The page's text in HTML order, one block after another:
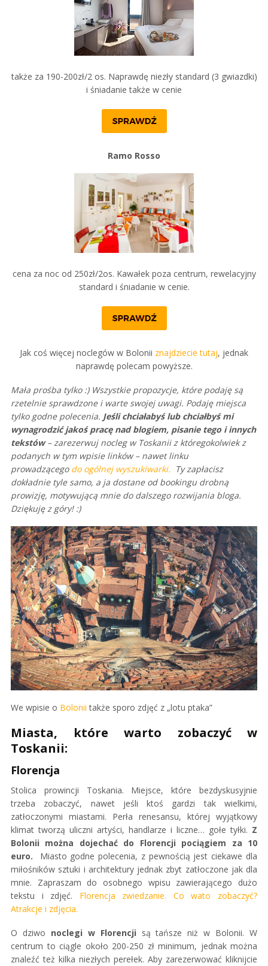
także za 190-200zł/2 os. Naprawdę niezły standard (3 gwiazdki)
i śniadanie także w cenie
Ramo Rosso
cena za noc od 250zł/2os. Kawałek poza centrum, rewelacyjny
standard i śniadanie w cenie.
Jak coś więcej noclegów w Bolonii znajdziecie tutaj, jednak
naprawdę polecam powyższe.
Mała prośba tylko :) Wszystkie propozycje, które podaję są
rzetelnie sprawdzone i warte swojej uwagi. Podaję miejsca
tylko godne polecenia. Jeśli chciałabyś lub chciałbyś mi
wynagrodzić jakoś pracę nad blogiem, pisanie tego i innych
tekstów– zarezerwuj nocleg w Toskanii z któregokolwiek z
podanych w tym wpisie linków – nawet linku
prowadzącego do ogólnej wyszukiwarki. Ty zapłacisz
dokładnie tyle samo, a ja dostane od bookingu drobną
prowizję, motywującą mnie do dalszego rozwijania bloga.
Dziękuję z góry! :)
We wpisie o Boloniitakże sporo zdjęć z „lotu ptaka”
Miasta, które warto zobaczyć w
Toskanii:
Florencja
Stolica prowincji Toskania. Miejsce, które bezdyskusyjnie
trzeba zobaczyć, nawet jeśli ktoś gardzi tak wielkimi,
zatłoczonymi miastami. Perła renesansu, której wyjątkowy
klimat tworzą uliczni artyści, handlarze i liczne… gołe tyłki. Z
Bolonii można dojechać do Florencji pociągiem za 10
euro. Miasto godne polecenia, z pewnością jest ciekawe dla
miłośników sztuki i architektury jednak zbyt zatłoczone jak dla
mnie. Zapraszam do osobnego wpisu zawierającego dużo
tekstu i zdjęć. Florencja zwiedzanie. Co wato zobaczyć?
Atrakcje i zdjęcia.
O dziwo noclegi w Florencji są tańsze niż w Bolonii. W
centrum to ciągle około 200-250 zł minimum, jednak można
znaleźć też kilka niezłych perełek. Aby zarezerwować kliknijcie